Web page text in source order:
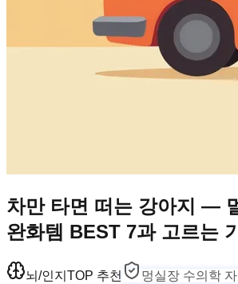
차만 타면 떠는 강아지 —
완화템 BEST 7과 고르는
뇌/인지 TOP 추천 멍실장 수의학